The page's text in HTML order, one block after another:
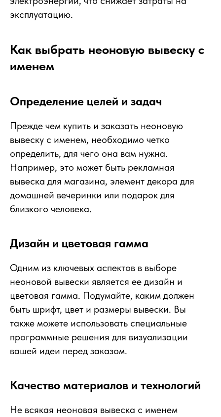
эксплуатацию.
Как выбрать неоновую вывеску с
именем
Определение целей и задач
Прежде чем купить и заказать неоновую
вывеску с именем, необходимо четко
определить, для чего она вам нужна.
Например, это может быть рекламная
вывеска для магазина, элемент декора для
домашней вечеринки или подарок для
близкого человека.
Дизайн и цветовая гамма
Одним из ключевых аспектов в выборе
неоновой вывески является ее дизайн и
цветовая гамма. Подумайте, каким должен
быть шрифт, цвет и размеры вывески. Вы
также можете использовать специальные
программные решения для визуализации
вашей идеи перед заказом.
Качество материалов и технологий
Не всякая неоновая вывеска с именем